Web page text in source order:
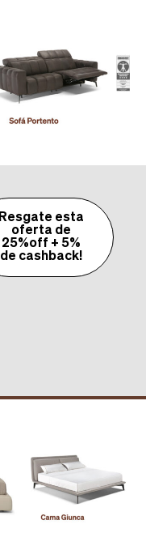
Resgate esta
oferta de
25%off + 5%
de cashback!